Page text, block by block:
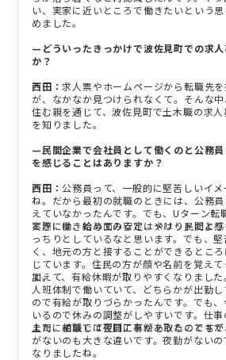
い、実家に近いところで働きたいという
めました。
—どういったきっかけで波佐見町での求
か？
西田：求人票やホームページから転職先
が、なかなか見つけられなくて。そんな
住む親を通じて、波佐見町で土木職の求
を知りました。
—民間企業で会社員として働くのと公務
を感じることはありますか？
西田：公務員って、一般的に堅苦しいイ
ね。だから最初の就職のときには、公務
えていなかったんです。でも、Uターン転
ときには、給与面の安定はメリットだと
実際に働き始めてみると、やはり民間よ
っちりとしているなと思います。でも、
く、地元の方と接することができるとこ
じています。住民の方が顔や名前を覚え
よ。
加えて、有給休暇が取りやすくなりまし
人班体制で働いていて、どちらかが出勤
ので有給が取りづらかったんです。でも
いるので休みの調整がしやすいです。仕事
上司に相談して翌日に有給を取ることも
また、前職では夜間工事があったのです
がないのも大きな違いです。夜勤がない
なりましたね。